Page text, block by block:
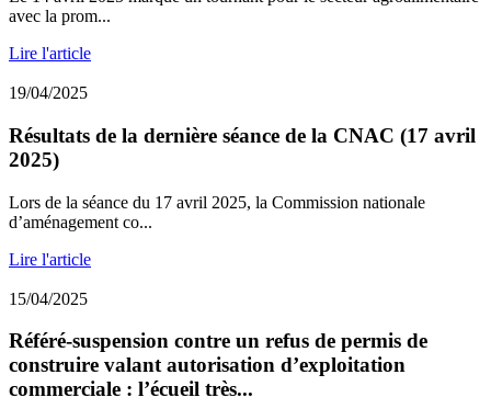
avec la prom...
Lire l'article
19/04/2025
Résultats de la dernière séance de la CNAC (17 avril
2025)
Lors de la séance du 17 avril 2025, la Commission nationale
d’aménagement co...
Lire l'article
15/04/2025
Référé-suspension contre un refus de permis de
construire valant autorisation d’exploitation
commerciale : l’écueil très...